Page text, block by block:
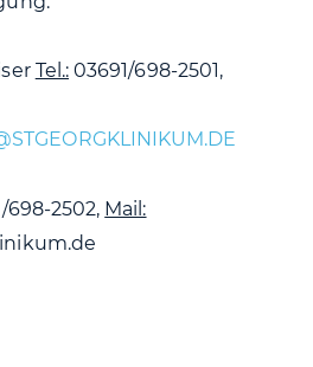
Tel.: 03691/698-2501,
698-2502, Mail: